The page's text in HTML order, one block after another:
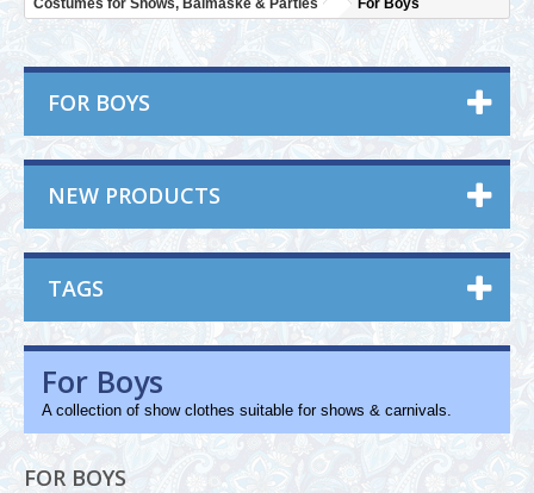
Costumes for Shows, Balmaske & Parties
For Boys
FOR BOYS
NEW PRODUCTS
TAGS
For Boys
A collection of show clothes suitable for shows & carnivals.
FOR BOYS